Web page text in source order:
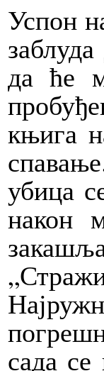
Успон
да ће
књига
убица
након
сада